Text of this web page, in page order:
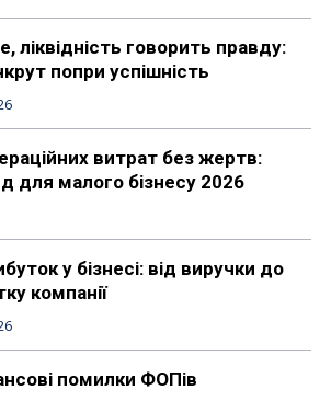
ліквідність говорить правду:
попри успішність
витрат без жертв:
для малого бізнесу 2026
у бізнесі: від виручки до
компанії
помилки ФОПів